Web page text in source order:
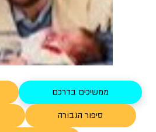
ממשיכים בדרכם
סיפור הגבורה